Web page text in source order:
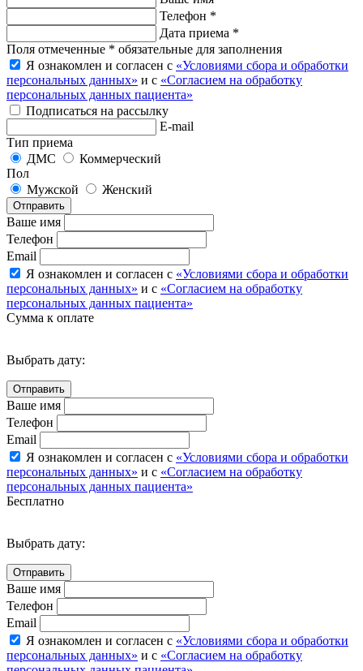
Телефон *
Дата приема *
Поля отмеченные * обязательные для заполнения
Я ознакомлен и согласен с «Условиями сбора и обработки
персональных данных» и с «Согласием на обработку
персональных данных пациента»
Подписаться на рассылку
E-mail
Тип приема
ДМС
Коммерческий
Пол
Мужской
Женский
Отправить
Ваше имя
Телефон
Email
Я ознакомлен и согласен с «Условиями сбора и обработки
персональных данных» и с «Согласием на обработку
персональных данных пациента»
Сумма к оплате
Выбрать дату:
Ваше имя
Телефон
Email
Я ознакомлен и согласен с «Условиями сбора и обработки
персональных данных» и с «Согласием на обработку
персональных данных пациента»
Бесплатно
Выбрать дату:
Ваше имя
Телефон
Email
Я ознакомлен и согласен с «Условиями сбора и обработки
персональных данных» и с «Согласием на обработку